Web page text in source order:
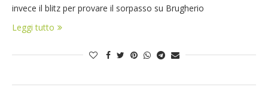
invece il blitz per provare il sorpasso su Brugherio
Leggi tutto